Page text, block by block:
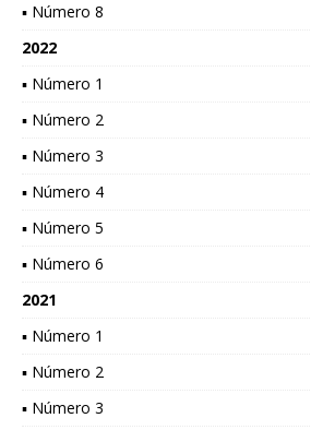
▪ Número 8
2022
▪ Número 1
▪ Número 2
▪ Número 3
▪ Número 4
▪ Número 5
▪ Número 6
2021
▪ Número 1
▪ Número 2
▪ Número 3